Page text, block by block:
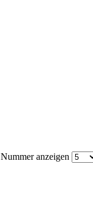
Nummer anzeigen